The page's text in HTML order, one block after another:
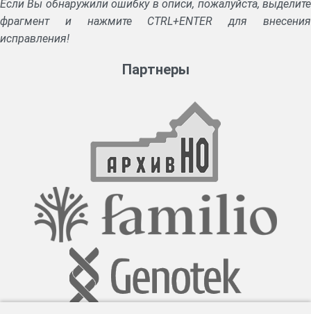
Если Вы обнаружили ошибку в описи, пожалуйста, выделите
фрагмент и нажмите CTRL+ENTER для внесения
исправления!
Партнеры